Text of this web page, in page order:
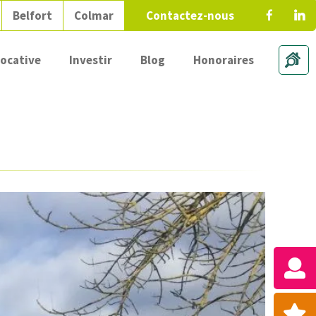
Investir Blog Honoraires
Belfort Colmar Contactez-nous